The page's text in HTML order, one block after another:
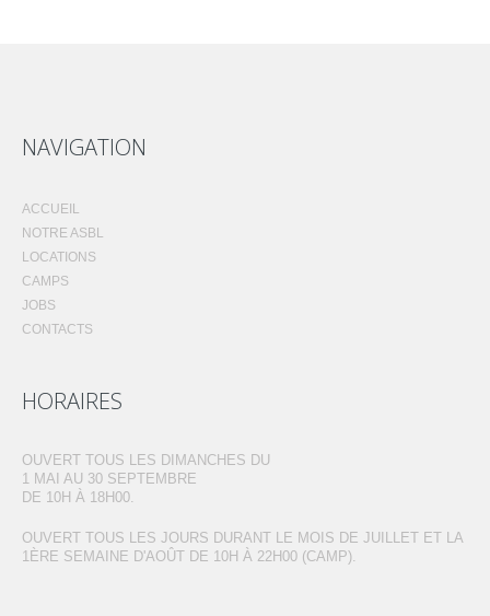
NAVIGATION
ACCUEIL
NOTRE ASBL
LOCATIONS
CAMPS
JOBS
CONTACTS
HORAIRES
OUVERT TOUS LES DIMANCHES DU
1 MAI AU 30 SEPTEMBRE
DE 10H À 18H00.
OUVERT TOUS LES JOURS DURANT LE MOIS DE JUILLET ET LA
1ÈRE SEMAINE D'AOÛT DE 10H À 22H00 (CAMP).